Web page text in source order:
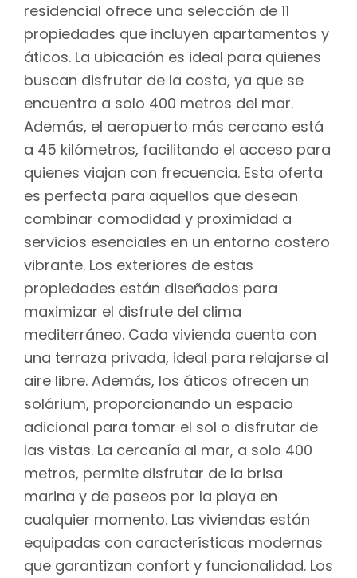
residencial ofrece una selección de 11
propiedades que incluyen apartamentos y
áticos. La ubicación es ideal para quienes
buscan disfrutar de la costa, ya que se
encuentra a solo 400 metros del mar.
Además, el aeropuerto más cercano está
a 45 kilómetros, facilitando el acceso para
quienes viajan con frecuencia. Esta oferta
es perfecta para aquellos que desean
combinar comodidad y proximidad a
servicios esenciales en un entorno costero
vibrante. Los exteriores de estas
propiedades están diseñados para
maximizar el disfrute del clima
mediterráneo. Cada vivienda cuenta con
una terraza privada, ideal para relajarse al
aire libre. Además, los áticos ofrecen un
solárium, proporcionando un espacio
adicional para tomar el sol o disfrutar de
las vistas. La cercanía al mar, a solo 400
metros, permite disfrutar de la brisa
marina y de paseos por la playa en
cualquier momento. Las viviendas están
equipadas con características modernas
que garantizan confort y funcionalidad. Los